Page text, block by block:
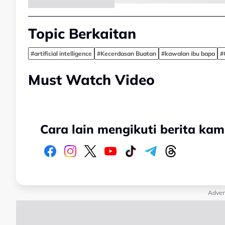
Topic Berkaitan
#artificial intelligence #Kecerdasan Buatan #kawalan ibu bapa
Must Watch Video
Cara lain mengikuti berita